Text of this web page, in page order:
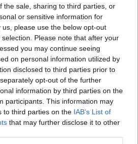
the sale, sharing to third parties, or
or sensitive information for
please use the below opt-out
Please note that after your
you may continue seeing
on personal information utilized by
disclosed to third parties prior to
opt-out of the further
information by third parties on the
participants. This information may
to third parties on the IAB’s List of
that may further disclose it to other